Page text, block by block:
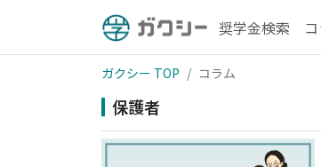
奨学金検索
ガクシー TOP コラム
保護者